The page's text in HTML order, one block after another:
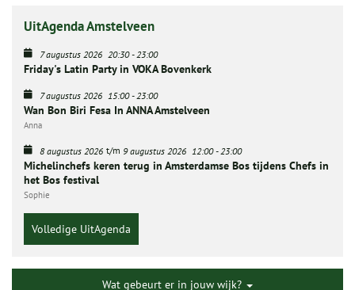
UitAgenda Amstelveen
7 augustus 2026 20:30-23:00
Friday's Latin Party in VOKA Bovenkerk
7 augustus 2026 15:00-23:00
Wan Bon Biri Fesa In ANNA Amstelveen
Anna
8 augustus 2026 t/m 9 augustus 2026 12:00-23:00
Michelinchefs keren terug in Amsterdamse Bos tijdens Chefs in
het Bos festival
Sophie
Volledige UitAgenda
Wat gebeurt er in jouw wijk?